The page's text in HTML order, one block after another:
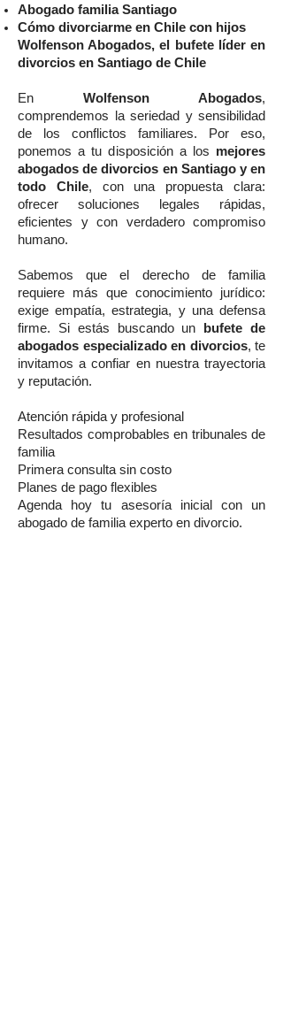
Abogado familia Santiago
Cómo divorciarme en Chile con hijos
Wolfenson Abogados, el bufete líder en
divorcios en Santiago de Chile
En Wolfenson Abogados,
comprendemos la seriedad y sensibilidad
de los conflictos familiares. Por eso,
ponemos a tu disposición a los mejores
abogados de divorcios en Santiago y en
todo Chile, con una propuesta clara:
ofrecer soluciones legales rápidas,
eficientes y con verdadero compromiso
humano.
Sabemos que el derecho de familia
requiere más que conocimiento jurídico:
exige empatía, estrategia, y una defensa
firme. Si estás buscando un
bufete de
abogados especializado en divorcios, te
invitamos a confiar en nuestra trayectoria
y reputación.
Atención rápida y profesional
Resultados comprobables en tribunales de
familia
Primera consulta sin costo
Planes de pago flexibles
Agenda hoy tu asesoría inicial con un
abogado de familia experto en divorcio.